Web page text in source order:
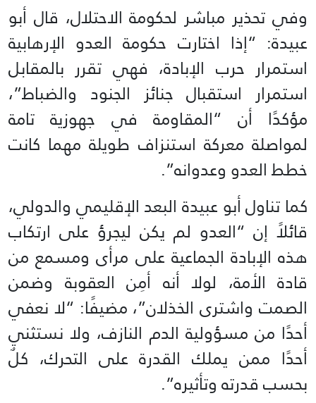
وفي تحذير مباشر لحكومة الاحتلال، قال أبو
عبيدة: “إذا اختارت حكومة العدو الإرهابية
استمرار حرب الإبادة، فهي تقرر بالمقابل
استمرار استقبال جنائز الجنود والضباط”،
مؤكدًا أن “المقاومة في جهوزية تامة
لمواصلة معركة استنزاف طويلة مهما كانت
خطط العدو وعدوانه”.
كما تناول أبو عبيدة البعد الإقليمي والدولي،
قائلاً إن “العدو لم يكن ليجرؤ على ارتكاب
هذه الإبادة الجماعية على مرأى ومسمع من
قادة الأمة، لولا أنه أمِن العقوبة وضمن
الصمت واشترى الخذلان”، مضيفًا: “لا نعفي
أحدًا من مسؤولية الدم النازف، ولا نستثني
أحدًا ممن يملك القدرة على التحرك، كلٌ
بحسب قدرته وتأثيره”.